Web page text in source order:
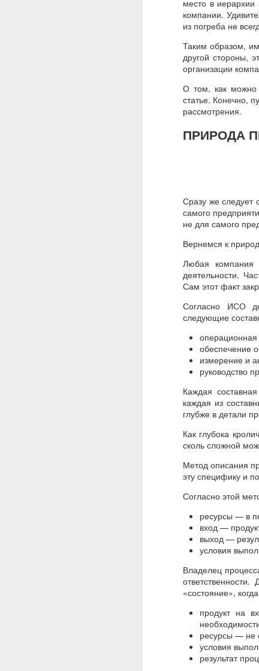
место в иерархии
компании.
из погреба не
Таким образом,
другой стороны,
организации
О том, как можно
статье. Конечно,
рассмотрения.
ПРИРОДА
Сразу же следует
самого
не для самого
Вернемся к
Любая компания
деятельности.
Сам этот факт
Согласно ИСО
следующие
операционная
обеспечение
измерение и
руководство
Каждая
каждая из
глубже в детали
Как глубока
сколь сложной
Метод описания
эту специфику и
Согласно этой
ресурсы — в
вход —
выход —
условия
Владелец
«состояние»,
продукт на
ресурсы — не
условия
результат
Отзыв от